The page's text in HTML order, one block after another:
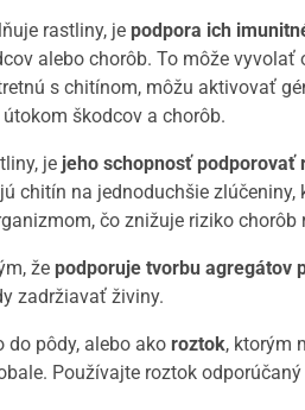
rastliny, je podpora ich
alebo chorôb. To môže vyvolať
s chitínom, môžu aktivovať
škodcov a chorôb.
je jeho schopnosť podporovať
chitín na jednoduchšie
čo znižuje riziko chorôb
že podporuje tvorbu agregátov
zadržiavať živiny.
do pôdy, alebo ako roztok, ktorým
Používajte roztok